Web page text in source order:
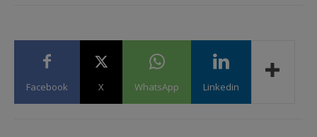
Facebook X WhatsApp Linkedin